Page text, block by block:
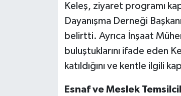
Keleş, ziyaret programı
Dayanışma Derneği
belirtti. Ayrıca İnşaat
buluştuklarını ifade eden
katıldığını ve kentle ilgili
Esnaf ve Meslek